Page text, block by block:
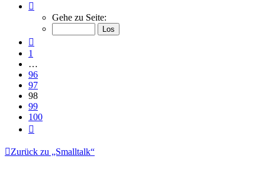
98
von
Gehe zu Seite:
1
…
96
97
98
99
100
Zurück zu „Smalltalk“